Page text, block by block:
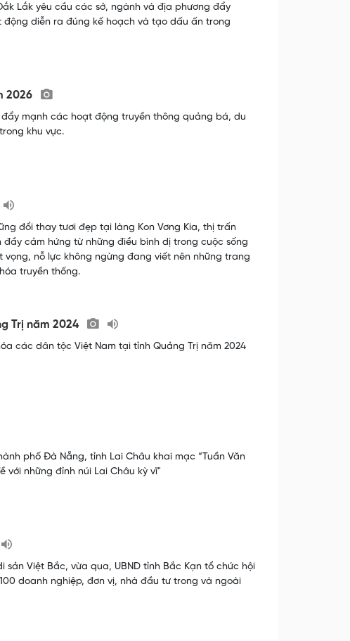
Lắk yêu cầu các sở, ngành và địa phương đẩy
diễn ra đúng kế hoạch và tạo dấu ấn trong
2026
mạnh các hoạt động truyền thông quảng bá, du
khu vực.
đổi thay tươi đẹp tại làng Kon Vơng Kia, thị trấn
đầy cảm hứng từ những điều bình dị trong cuộc sống
nỗ lực không ngừng đang viết nên những trang
truyền thống.
Trị năm 2024
các dân tộc Việt Nam tại tỉnh Quảng Trị năm 2024
phố Đà Nẵng, tỉnh Lai Châu khai mạc “Tuần Văn
với những đỉnh núi Lai Châu kỳ vĩ"
sản Việt Bắc, vừa qua, UBND tỉnh Bắc Kạn tổ chức hội
doanh nghiệp, đơn vị, nhà đầu tư trong và ngoài